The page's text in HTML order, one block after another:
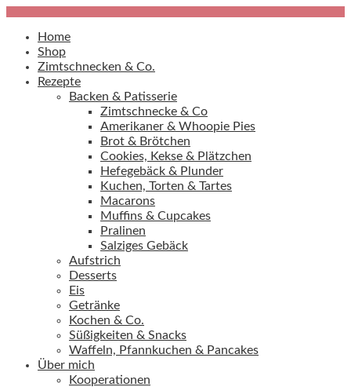
Home
Shop
Zimtschnecken & Co.
Rezepte
Backen & Patisserie
Zimtschnecke & Co
Amerikaner & Whoopie Pies
Brot & Brötchen
Cookies, Kekse & Plätzchen
Hefegebäck & Plunder
Kuchen, Torten & Tartes
Macarons
Muffins & Cupcakes
Pralinen
Salziges Gebäck
Aufstrich
Desserts
Eis
Getränke
Kochen & Co.
Süßigkeiten & Snacks
Waffeln, Pfannkuchen & Pancakes
Über mich
Kooperationen